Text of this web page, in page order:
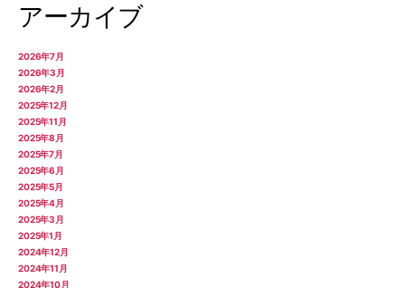
アーカイブ
2026年7月
2026年3月
2026年2月
2025年12月
2025年11月
2025年8月
2025年7月
2025年6月
2025年5月
2025年4月
2025年3月
2025年1月
2024年12月
2024年11月
2024年10月